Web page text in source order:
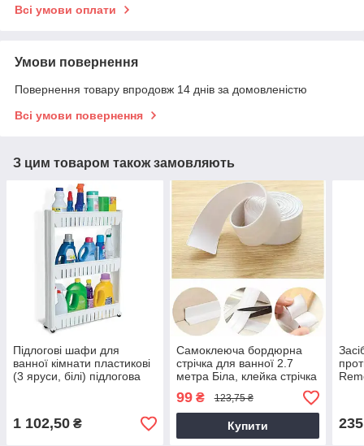
Всі умови оплати
Умови повернення
Повернення товару впродовж 14 днів за домовленістю
Всі умови повернення
З цим товаром також замовляють
Підлогові шафи для
ванної кімнати пластикові
(3 яруси, білі) підлогова
1 102,50 ₴
Самоклеюча бордюрна
стрічка для ванної 2.7
метра Біла, клейка стрічка
для ванни і кухні
99₴ 123,75 ₴
Купити 235